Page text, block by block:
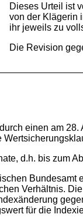
Dieses Urteil ist
von der Klägerin
ihr jeweils zu
Die Revision
einen am
d.h. bis zum
Bundesamt
Verhältnis.
für die